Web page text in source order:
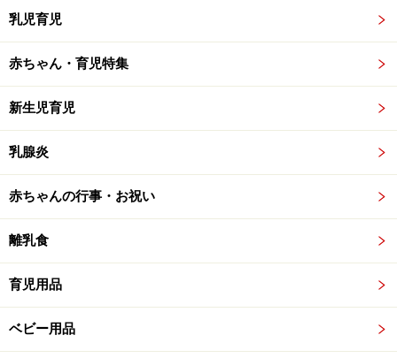
乳児育児
赤ちゃん・育児特集
新生児育児
乳腺炎
赤ちゃんの行事・お祝い
離乳食
育児用品
ベビー用品